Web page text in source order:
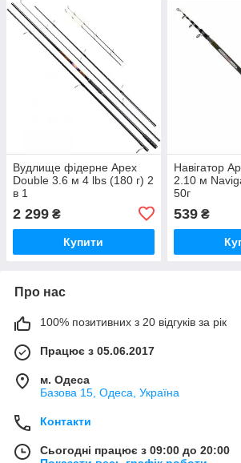
Вудлище фідерне Apex
Double 3.6 м 4 lbs (180 г) 2
в 1
2 299 ₴
Купити
Навігатор
2.10 м
50г
539₴
Про нас
100% позитивних з 20 відгуків за рік
Працює з 05.06.2017
м. Одеса
Базова 15, Одеса, Україна
Контакти
Сьогодні працює з 09:00 до 20:00